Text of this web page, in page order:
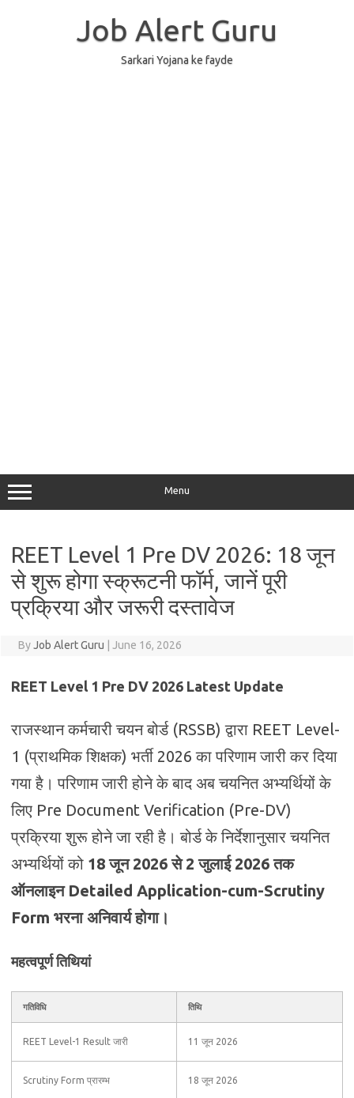
Job Alert Guru
Sarkari Yojana ke fayde
Menu
REET Level 1 Pre DV 2026: 18 जून
से शुरू होगा स्क्रूटनी फॉर्म, जानें पूरी
प्रक्रिया और जरूरी दस्तावेज
ByJob Alert Guru June 16, 2026
REET Level 1 Pre DV 2026 Latest Update
राजस्थान कर्मचारी चयन बोर्ड (RSSB) द्वारा REET Level-
1 (प्राथमिक शिक्षक) भर्ती 2026 का परिणाम जारी कर दिया
गया है। परिणाम जारी होने के बाद अब चयनित अभ्यर्थियों के
लिए Pre Document Verification (Pre-DV)
प्रक्रिया शुरू होने जा रही है। बोर्ड के निर्देशानुसार चयनित
अभ्यर्थियों को 18 जून 2026 से 2 जुलाई 2026 तक
ऑनलाइन Detailed Application-cum-Scrutiny
Form भरना अनिवार्य होगा।
महत्वपूर्ण तिथियां
गतिविधि तिथि
REET Level-1 Result जारी 11 जून 2026
Scrutiny Form प्रारम्भ 18 जून 2026